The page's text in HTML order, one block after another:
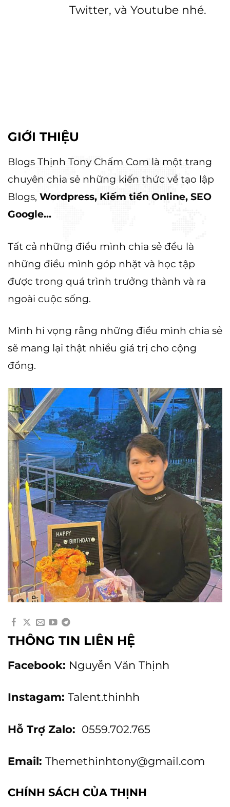
Twitter, và Youtube nhé.
GIỚI THIỆU
Blogs Thịnh Tony Chấm Com là một trang
chuyên chia sẻ những kiến thức về tạo lập
Blogs, Wordpress, Kiếm tiền Online, SEO
Google...
Tất cả những điều mình chia sẻ đều là
những điều mình góp nhặt và học tập
được trong quá trình trưởng thành và ra
ngoài cuộc sống.
Mình hi vọng rằng những điều mình chia sẻ
sẽ mang lại thật nhiều giá trị cho cộng
đồng.
THÔNG TIN LIÊN HỆ
Facebook: Nguyễn Văn Thịnh
Instagam: Talent.thinhh
Hỗ Trợ Zalo: 0559.702.765
Email: Themethinhtony@gmail.com
CHÍNH SÁCH CỦA THỊNH